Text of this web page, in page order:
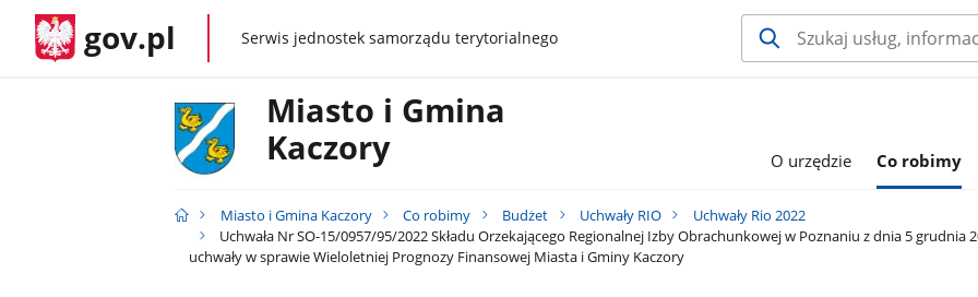
gov.pl gov.plSerwis jednostek samorządu terytorialnego
Miasto i Gmina
Kaczory
O urzędzie Co robimy
Miasto i Gmina Kaczory Co robimy Budżet Uchwały RIO
Uchwały Rio 2022
Uchwała Nr SO-15/0957/95/2022 Składu Orzekającego Regionalnej Izby Obrachunkowej w Poznaniu z dnia 5
uchwały w sprawie Wieloletniej Prognozy Finansowej Miasta i Gminy Kaczory